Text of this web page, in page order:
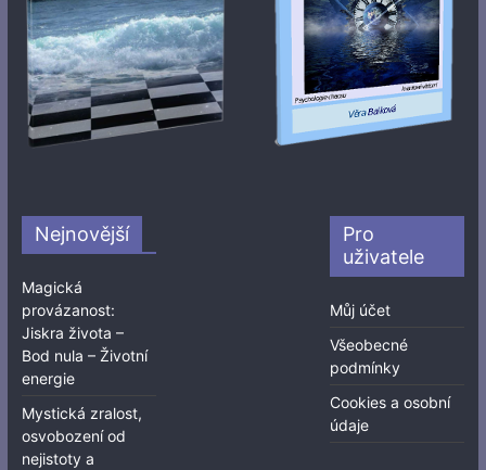
Nejnovější
Magická
provázanost:
Jiskra života –
Bod nula – Životní
energie
Mystická zralost,
osvobození od
nejistoty a
Pro
uživatele
Můj účet
Všeobecné
podmínky
Cookies a osobní
údaje